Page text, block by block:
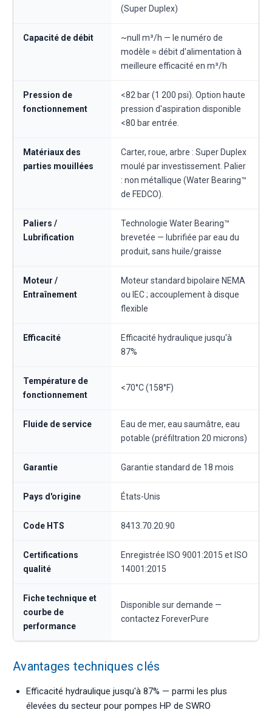
(Super Duplex)
Capacité de débit
~null m³/h — le numéro de
modèle ≈ débit d'alimentation à
meilleure efficacité en m³/h
Pression de
fonctionnement
<82 bar (1 200 psi). Option haute
pression d'aspiration disponible
<80 bar entrée.
Matériaux des
parties mouillées
Carter, roue, arbre : Super Duplex
moulé par investissement. Palier
: non métallique (Water Bearing™
de FEDCO).
Paliers /
Lubrification
Technologie Water Bearing™
brevetée — lubrifiée par eau du
produit, sans huile/graisse
Moteur /
Entraînement
Moteur standard bipolaire NEMA
ou IEC ; accouplement à disque
flexible
Efficacité
Efficacité hydraulique jusqu'à
87%
Température de
fonctionnement
<70°C (158°F)
Fluide de service
Eau de mer, eau saumâtre, eau
potable (préfiltration 20 microns)
Garantie Garantie standard de 18 mois
Pays d'origine États-Unis
Code HTS 8413.70.20.90
Certifications
qualité
Enregistrée ISO 9001:2015 et ISO
14001:2015
Fiche technique et
courbe de
performance
Disponible sur demande —
contactez ForeverPure
Avantages techniques clés
Efficacité hydraulique jusqu'à 87% — parmi les plus
élevées du secteur pour pompes HP de SWRO